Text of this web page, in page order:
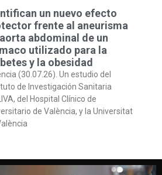
un nuevo efecto
frente al aneurisma
abdominal de un
utilizado para la
y la obesidad
(30.07.26). Un estudio del
de Investigación Sanitaria
del Hospital Clínico de
de València, y la Universitat